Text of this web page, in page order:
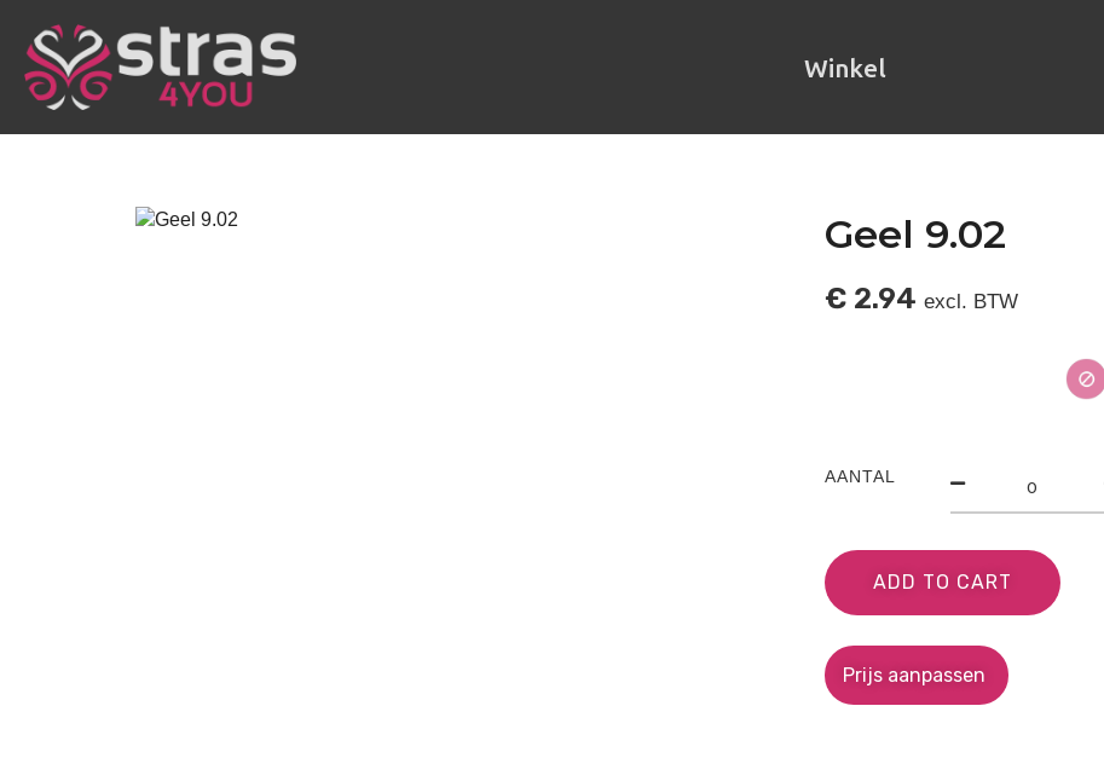
Winkel
Geel 9.02
€ 2.94 excl. BTW
AANTAL
ADD TO CART
Prijs aanpassen